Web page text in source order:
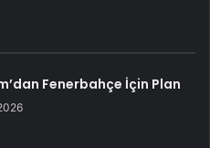
Fenerbahçe İçin Plan